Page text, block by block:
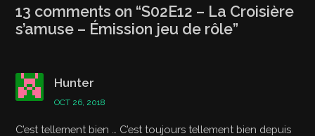
13 comments on “S02E12 – La Croisière
s’amuse – Émission jeu de rôle”
Hunter
OCT 26, 2018
C’est tellement bien … C’est toujours tellement bien depuis